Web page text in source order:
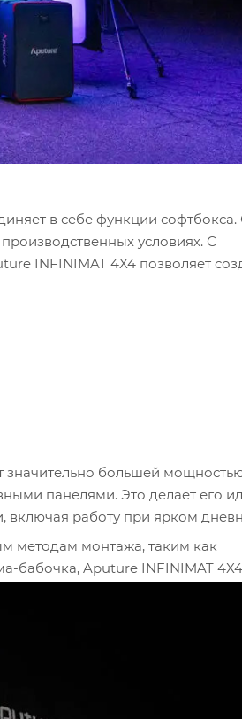
в себе функции
условиях. С
INFINIMAT 4X4 позволяет
значительно большей
панелями. Это делает его
работу при ярком
методам монтажа, таким как
бабочка, Aputure INFINIMAT
максимальную гибкость при